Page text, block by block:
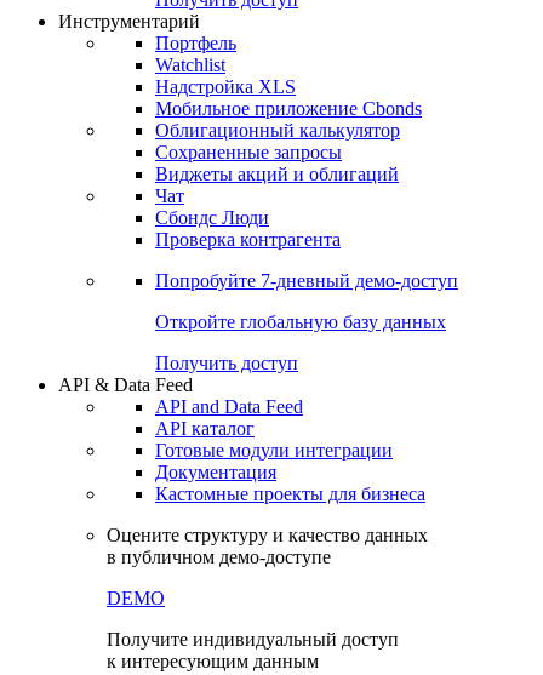
Инструментарий
Портфель
Watchlist
Надстройка XLS
Мобильное приложение Cbonds
Облигационный калькулятор
Сохраненные запросы
Виджеты акций и облигаций
Чат
Сбондс Люди
Проверка контрагента
Попробуйте 7-дневный демо-доступ
Откройте глобальную базу данных
Получить доступ
API & Data Feed
API and Data Feed
API каталог
Готовые модули интеграции
Документация
Кастомные проекты для бизнеса
Оцените структуру и качество данных
в публичном демо-доступе
DEMO
Получите индивидуальный доступ
к интересующим данным